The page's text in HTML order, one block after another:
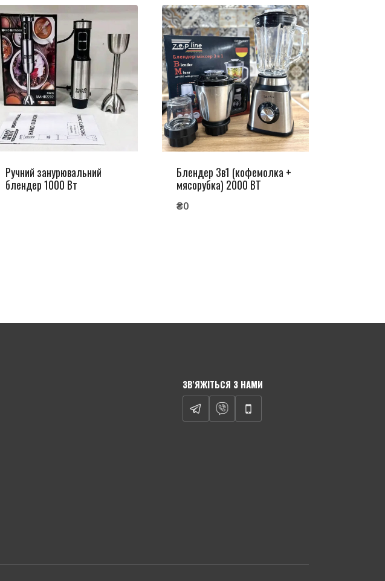
Ручний занурювальний
блендер 1000 Вт
Блендер 3в1 (кофемолка +
мясорубка) 2000 ВТ
₴0
ЗВ'ЯЖІТЬСЯ З НАМИ